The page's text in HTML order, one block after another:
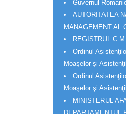
Guvernul
AUTORITATEA
MANAGEMENT AL
REGISTRUL
Ordinul
Moaşelor şi
Ordinul
Moaşelor şi
MINISTERUL